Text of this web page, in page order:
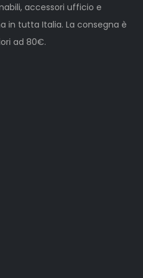
accessori ufficio e
in tutta Italia. La consegna è
ad 80€.